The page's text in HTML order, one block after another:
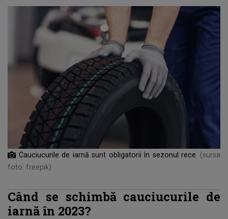
Cauciucurile de iarnă sunt obligatorii în sezonul rece
(sursa
foto: freepik)
Când se schimbă cauciucurile de
iarnă în 2023?